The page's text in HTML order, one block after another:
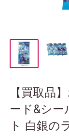
【買取品
ード&シ
ト 白銀の